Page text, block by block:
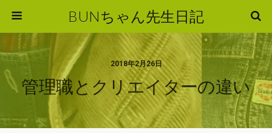
BUNちゃん先生日記
2018年2月26日
管理職とクリエイターの違い